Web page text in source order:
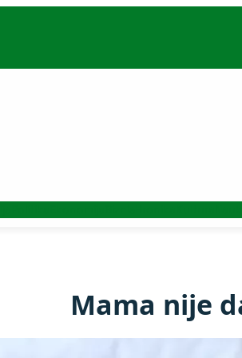
Mama nije